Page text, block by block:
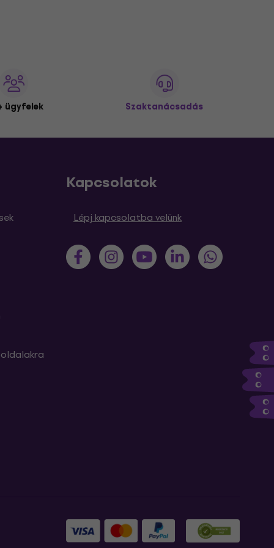
ügyfelek Szaktanácsadás
Kapcsolatok
Lépj kapcsolatba velünk